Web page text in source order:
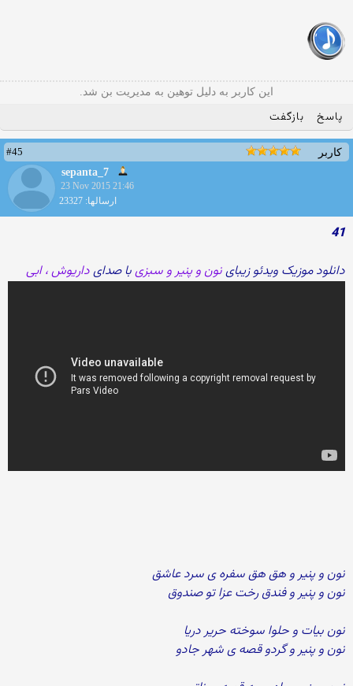
این کاربر به دلیل توهین به مدیریت بن شد.
پاسخ بازگفت
کاربر
#45
sepanta_7
23 Nov 2015 21:46
ارسالها: 23327
41
دانلود موزیک ویدئو زیباینون و پنیر و سبزیبا صدایداریوش ، ابی
نون و پنیر و هق هق سفره ی سرد عاشق
نون و پنیر و فندق رخت عزا تو صندوق
نون بیات و حلوا سوخته حریر دریا
نون و پنیر و گردو قصه ی شهر جادو